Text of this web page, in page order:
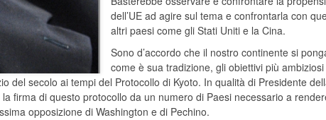
dell’UE ad agire sul tema e confrontarla con
altri paesi come gli Stati Uniti e la Cina.
Sono d’accordo che il nostro continente si
come è sua tradizione, gli obiettivi più ambiziosi
del secolo ai tempi del Protocollo di Kyoto. In qualità di Presidente
firma di questo protocollo da un numero di Paesi necessario a
opposizione di Washington e di Pechino.